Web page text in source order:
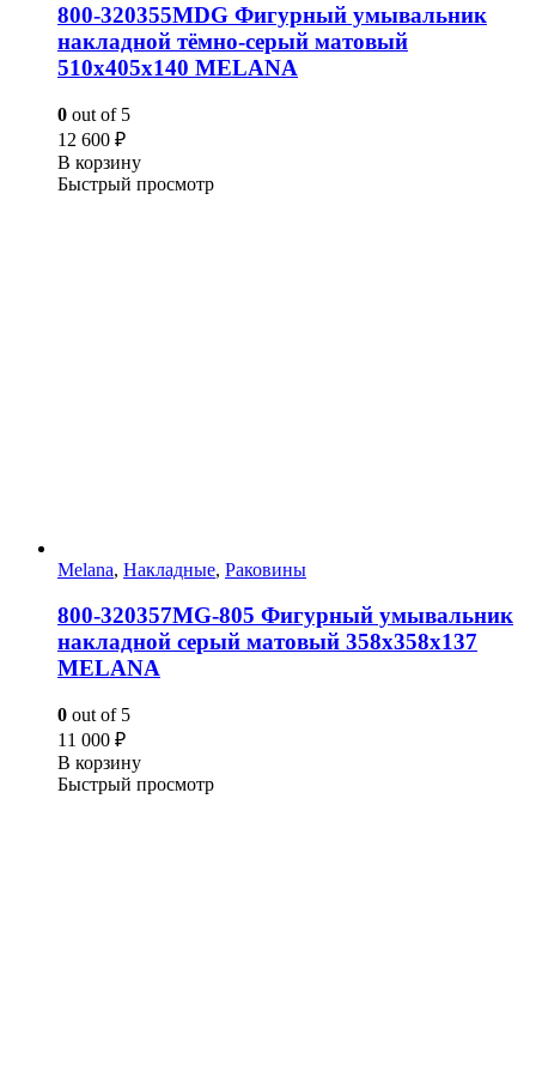
800-320355MDG Фигурный умывальник
накладной тёмно-серый матовый
510х405х140 MELANA
0 out of 5
12 600 ₽
В корзину
Быстрый просмотр
Melana, Накладные, Раковины
800-320357MG-805 Фигурный умывальник
накладной серый матовый 358х358х137
MELANA
0 out of 5
11 000 ₽
В корзину
Быстрый просмотр